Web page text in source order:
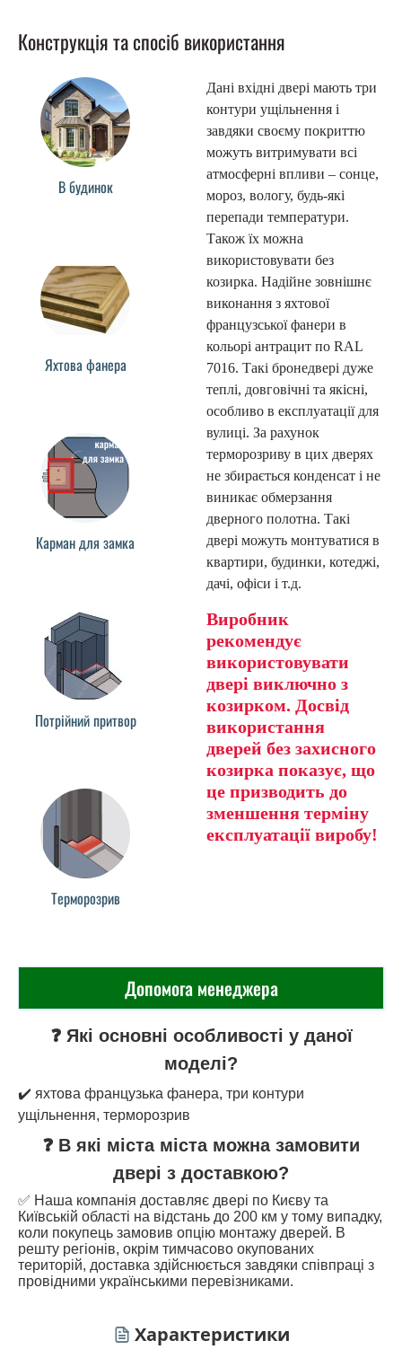
Конструкція та спосіб використання
В будинок
Яхтова фанера
Карман для замка
Потрійний притвор
Терморозрив
Дані вхідні двері мають три
контури ущільнення і
завдяки своєму покриттю
можуть витримувати всі
атмосферні впливи – сонце,
мороз, вологу, будь-які
перепади температури.
Також їх можна
використовувати без
козирка. Надійне зовнішнє
виконання з яхтової
французської фанери в
кольорі антрацит по RAL
7016. Такі бронедвері дуже
теплі, довговічні та якісні,
особливо в експлуатації для
вулиці. За рахунок
терморозриву в цих дверях
не збирається конденсат і не
виникає обмерзання
дверного полотна. Такі
двері можуть монтуватися в
квартири, будинки, котеджі,
дачі, офіси і т.д.
Виробник
рекомендує
використовувати
двері виключно з
козирком. Досвід
використання
дверей без захисного
козирка показує, що
це призводить до
зменшення терміну
експлуатації виробу!
Допомога менеджера
❓ Які основні особливості у даної
моделі?
✔️ яхтова французька фанера, три контури
ущільнення, терморозрив
❓ В які міста міста можна замовити
двері з доставкою?
✅ Наша компанія доставляє двері по Києву та
Київській області на відстань до 200 км у тому випадку,
коли покупець замовив опцію монтажу дверей. В
решту регіонів, окрім тимчасово окупованих
територій, доставка здійснюється завдяки співпраці з
провідними українськими перевізниками.
Характеристики